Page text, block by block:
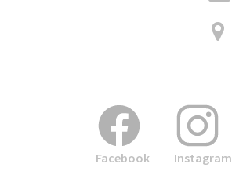
Facebook Instagram